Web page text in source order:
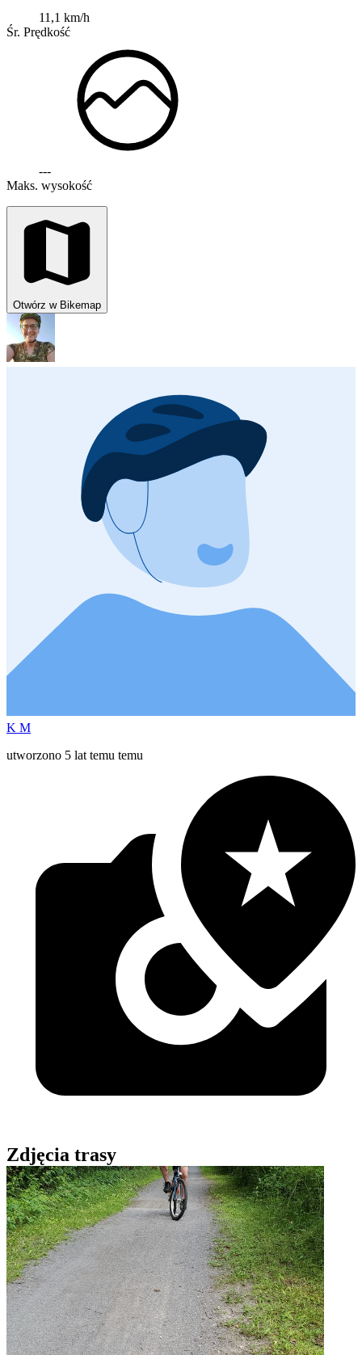
11,1 km/h
Śr. Prędkość
---
Maks. wysokość
Otwórz w Bikemap
K M
utworzono 5 lat temu temu
Zdjęcia trasy